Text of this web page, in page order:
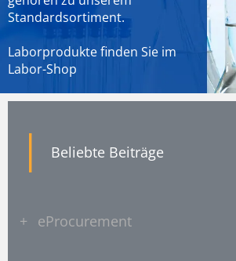
Standardsortiment.
Laborprodukte finden Sie im
Labor-Shop
| Beliebte Beiträge
+ eProcurement